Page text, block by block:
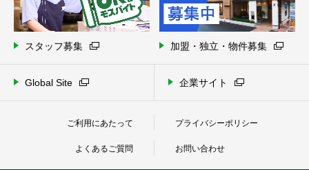
スタッフ募集 加盟・独立・物件募集
Global Site 企業サイト
ご利用にあたって プライバシーポリシー
よくあるご質問 お問い合わせ